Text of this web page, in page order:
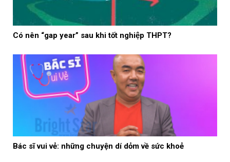
Có nên “gap year” sau khi tốt nghiệp THPT?
Bác sĩ vui vẻ: những chuyện dí dỏm về sức khoẻ